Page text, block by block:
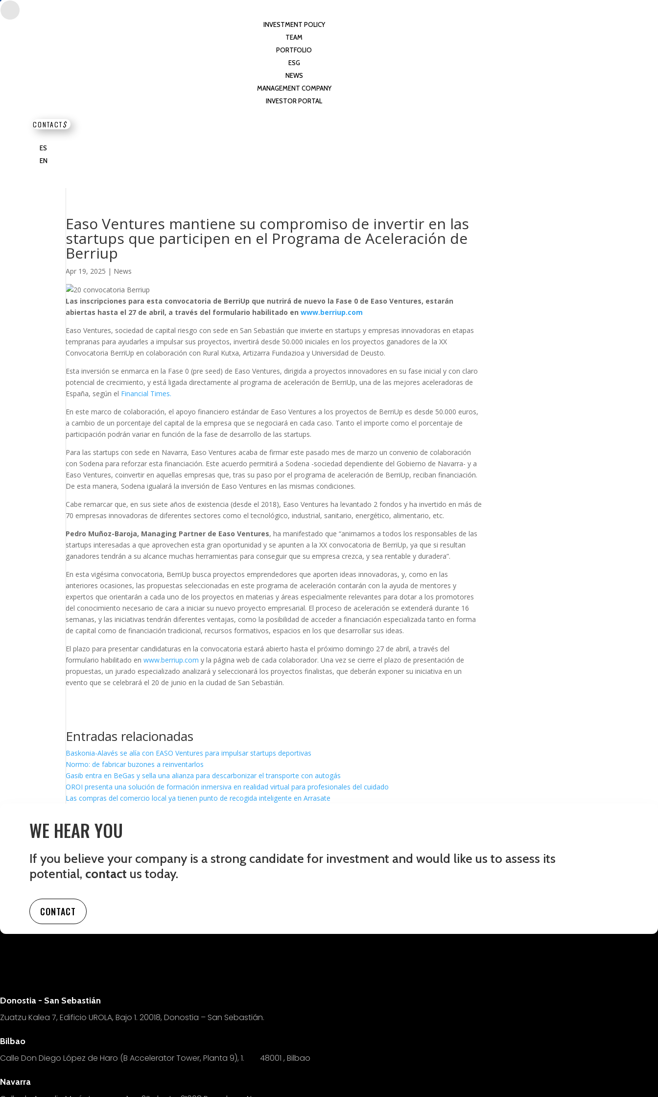
INVESTMENT POLICY
TEAM
PORTFOLIO
ESG
NEWS
MANAGEMENT COMPANY
INVESTOR PORTAL
CONTACT$
ES
EN
Easo Ventures mantiene su compromiso de invertir en las
startups que participen en el Programa de Aceleración de
Berriup
Apr 19, 2025 | News
Las inscripciones para esta convocatoria de BerriUp que nutrirá de nuevo la Fase 0 de Easo Ventures, estarán
abiertas hasta el 27 de abril, a través del formulario habilitado enwww.berriup.com
Easo Ventures, sociedad de capital riesgo con sede en San Sebastián que invierte en startups y empresas innovadoras en etapas
tempranas para ayudarles a impulsar sus proyectos, invertirá desde 50.000 iniciales en los proyectos ganadores de la XX
Convocatoria BerriUp en colaboración con Rural Kutxa, Artizarra Fundazioa y Universidad de Deusto.
Esta inversión se enmarca en la Fase 0 (pre seed) de Easo Ventures, dirigida a proyectos innovadores en su fase inicial y con claro
potencial de crecimiento, y está ligada directamente al programa de aceleración de BerriUp, una de las mejores aceleradoras de
España, según el Financial Times.
En este marco de colaboración, el apoyo financiero estándar de Easo Ventures a los proyectos de BerriUp es desde 50.000 euros,
a cambio de un porcentaje del capital de la empresa que se negociará en cada caso. Tanto el importe como el porcentaje de
participación podrán variar en función de la fase de desarrollo de las startups.
Para las startups con sede en Navarra, Easo Ventures acaba de firmar este pasado mes de marzo un convenio de colaboración
con Sodena para reforzar esta financiación. Este acuerdo permitirá a Sodena -sociedad dependiente del Gobierno de Navarra- y a
Easo Ventures, coinvertir en aquellas empresas que, tras su paso por el programa de aceleración de BerriUp, reciban financiación.
De esta manera, Sodena igualará la inversión de Easo Ventures en las mismas condiciones.
Cabe remarcar que, en sus siete años de existencia (desde el 2018), Easo Ventures ha levantado 2 fondos y ha invertido en más de
70 empresas innovadoras de diferentes sectores como el tecnológico, industrial, sanitario, energético, alimentario, etc.
Pedro Muñoz-Baroja, Managing Partner de Easo Ventures, ha manifestado que “animamos a todos los responsables de las
startups interesadas a que aprovechen esta gran oportunidad y se apunten a la XX convocatoria de BerriUp, ya que si resultan
ganadores tendrán a su alcance muchas herramientas para conseguir que su empresa crezca, y sea rentable y duradera”.
En esta vigésima convocatoria, BerriUp busca proyectos emprendedores que aporten ideas innovadoras, y, como en las
anteriores ocasiones, las propuestas seleccionadas en este programa de aceleración contarán con la ayuda de mentores y
expertos que orientarán a cada uno de los proyectos en materias y áreas especialmente relevantes para dotar a los promotores
del conocimiento necesario de cara a iniciar su nuevo proyecto empresarial. El proceso de aceleración se extenderá durante 16
semanas, y las iniciativas tendrán diferentes ventajas, como la posibilidad de acceder a financiación especializada tanto en forma
de capital como de financiación tradicional, recursos formativos, espacios en los que desarrollar sus ideas.
El plazo para presentar candidaturas en la convocatoria estará abierto hasta el próximo domingo 27 de abril, a través del
formulario habilitado enwww.berriup.com y la página web de cada colaborador. Una vez se cierre el plazo de presentación de
propuestas, un jurado especializado analizará y seleccionará los proyectos finalistas, que deberán exponer su iniciativa en un
evento que se celebrará el 20 de junio en la ciudad de San Sebastián.
Entradas relacionadas
Baskonia-Alavés se alía con EASO Ventures para impulsar startups deportivas
Normo: de fabricar buzones a reinventarlos
Gasib entra en BeGas y sella una alianza para descarbonizar el transporte con autogás
OROI presenta una solución de formación inmersiva en realidad virtual para profesionales del cuidado
Las compras del comercio local ya tienen punto de recogida inteligente en Arrasate
WE HEAR YOU
If you believe your company is a strong candidate for investment and would like us to assess its
potential, contact us today.
CONTACT
Donostia - San Sebastián
Zuatzu Kalea 7, Edificio UROLA, Bajo 1. 20018, Donostia – San Sebastián.
Bilbao
Calle Don Diego López de Haro (B Accelerator Tower, Planta 9), 1. 48001 , Bilbao
Navarra